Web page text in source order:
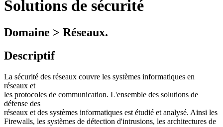
Solutions de sécurité
Domaine > Réseaux.
Descriptif
La sécurité des réseaux couvre les systèmes informatiques en
réseaux et
les protocoles de communication. L'ensemble des solutions de
défense des
réseaux et des systèmes informatiques est étudié et analysé. Ainsi les
Firewalls, les systèmes de détection d'intrusions, les architectures de